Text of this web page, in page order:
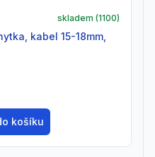
skladem (1100)
košíku